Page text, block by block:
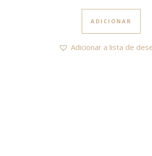
ADICIONAR
Adicionar a lista de